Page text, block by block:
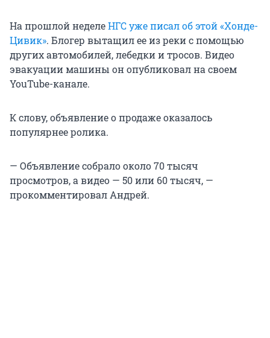
На прошлой неделеНГС уже писал об этой «Хонде-
Цивик». Блогер вытащил ее из реки с помощью
других автомобилей, лебедки и тросов. Видео
эвакуации машины он опубликовал на своем
YouTube-канале.
К слову, объявление о продаже оказалось
популярнее ролика.
— Объявление собрало около 70 тысяч
просмотров, а видео — 50 или 60 тысяч, —
прокомментировал Андрей.